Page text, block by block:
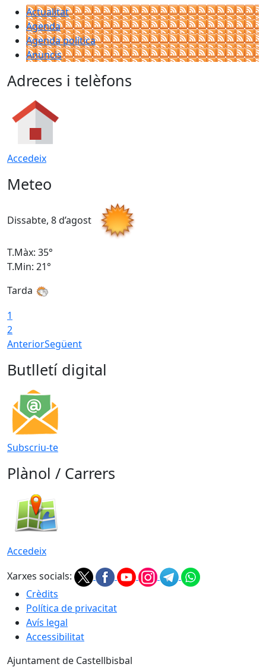
Actualitat
Agenda
Agenda política
Anuncis
Adreces i telèfons
Accedeix
Meteo
Dissabte, 8 d’agost
T.Màx: 35°
T.Min: 21°
Tarda
1
2
AnteriorSegüent
Butlletí digital
Subscriu-te
Plànol / Carrers
Accedeix
Xarxes socials:
Crèdits
Política de privacitat
Avís legal
Accessibilitat
Ajuntament de Castellbisbal